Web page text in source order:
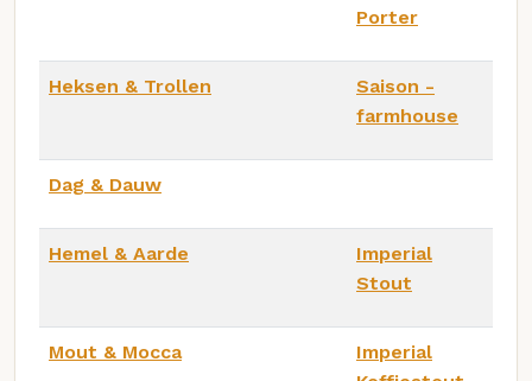
Porter
Heksen & Trollen
Saison -
farmhouse
Dag & Dauw
Hemel & Aarde
Imperial
Stout
Mout & Mocca
Imperial